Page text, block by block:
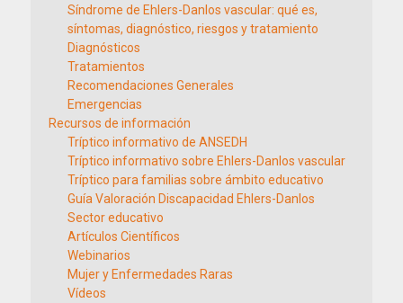
Síndrome de Ehlers-Danlos vascular: qué es,
síntomas, diagnóstico, riesgos y tratamiento
Diagnósticos
Tratamientos
Recomendaciones Generales
Emergencias
Recursos de información
Tríptico informativo de ANSEDH
Tríptico informativo sobre Ehlers-Danlos vascular
Tríptico para familias sobre ámbito educativo
Guía Valoración Discapacidad Ehlers-Danlos
Sector educativo
Artículos Científicos
Webinarios
Mujer y Enfermedades Raras
Vídeos